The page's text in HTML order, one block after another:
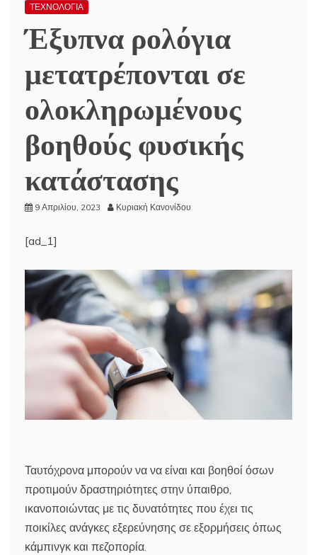
ΤΕΧΝΟΛΟΓΙΑ
Έξυπνα ρολόγια
μετατρέπονται σε
ολοκληρωμένους
βοηθούς φυσικής
κατάστασης
9 Απριλίου, 2023 Κυριακή Κανονίδου
[ad_1]
Ταυτόχρονα μπορούν να να είναι και βοηθοί όσων
προτιμούν δραστηριότητες στην ύπαιθρο,
ικανοποιώντας με τις δυνατότητες που έχει τις
ποικίλες ανάγκες εξερεύνησης σε εξορμήσεις όπως
κάμπινγκ και πεζοπορία.